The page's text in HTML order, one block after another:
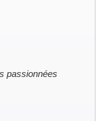
passionnées